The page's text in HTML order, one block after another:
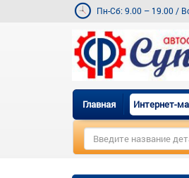
Пн-Сб: 9.00 – 19.00 /
Главная Интернет-